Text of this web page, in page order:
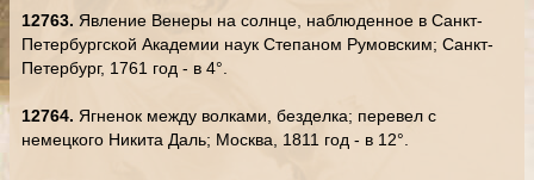
12763. Явление Венеры на солнце, наблюденное в Санкт-
Петербургской Академии наук Степаном Румовским; Санкт-
Петербург, 1761 год - в 4°.
12764. Ягненок между волками, безделка; перевел с
немецкого Никита Даль; Москва, 1811 год - в 12°.